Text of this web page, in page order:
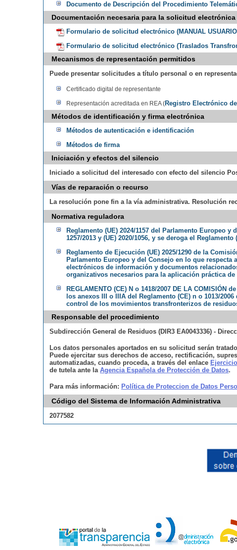
Documento de Descripción del Procedimiento
Documentación necesaria para la solicitud electrónica
Formulario de solicitud electrónico (MANUAL USUARIO
Formulario de solicitud electrónico (Traslados
Mecanismos de representación permitidos
Puede presentar solicitudes a título personal o en
Certificado digital de representante
Representación acreditada en REA (Registro Electrónico
Métodos de identificación y firma electrónica
Métodos de autenticación e identificación
Métodos de firma
Iniciación y efectos del silencio
Iniciado a solicitud del interesado con efecto del silencio
Vías de reparación o recurso
La resolución pone fin a la vía administrativa. Resolución
Normativa reguladora
Reglamento (UE) 2024/1157 del Parlamento Europeo
1257/2013 y (UE) 2020/1056, y se deroga el
Reglamento de Ejecución (UE) 2025/1290 de la
Parlamento Europeo y del Consejo en lo que
electrónicos de información y documentos
organizativos necesarios para la aplicación práctica
REGLAMENTO (CE) N o 1418/2007 DE LA
los anexos III o IIIA del Reglamento (CE) n o 1013/
control de los movimientos transfronterizos de
Responsable del procedimiento
Subdirección General de Residuos (DIR3 EA0043336) -
Los datos personales aportados en su solicitud serán
Puede ejercitar sus derechos de acceso, rectificación,
automatizadas, cuando proceda, a través del enlace
de tutela ante la Agencia Española de Protección de Datos.
Para más información: Política de Proteccion de Datos
Código del Sistema de Información Administrativa
2077582